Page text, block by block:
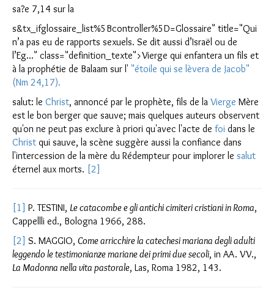
sa?e 7,14 sur la
s&tx_ifglossaire_list%5Bcontroller%5D=Glossaire" title="Qui
n’a pas eu de rapports sexuels. Se dit aussi d’Israël ou de
l’Eg..." class="definition_texte">Vierge qui enfantera un fils et
à la prophétie de Balaam sur l' "étoile qui se lèvera de Jacob"
(Nm 24,17).
salut: le Christ, annoncé par le prophète, fils de la Vierge Mère
est le bon berger que sauve; mais quelques auteurs observent
qu'on ne peut pas exclure à priori qu'avec l'acte de foi dans le
Christ qui sauve, la scène suggère aussi la confiance dans
l'intercession de la mère du Rédempteur pour implorer le salut
éternel aux morts. [2]
[1] P. TESTINI, Le catacombe e gli antichi cimiteri cristiani in Roma,
Cappellli ed., Bologna 1966, 288.
[2] S. MAGGIO, Come arricchire la catechesi mariana degli adulti
leggendo le testimonianze mariane dei primi due secoli, in AA. VV.,
La Madonna nella vita pastorale, Las, Roma 1982, 143.